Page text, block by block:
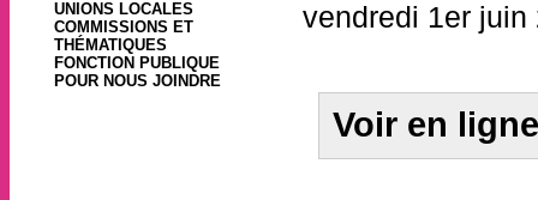
UNIONS LOCALES
COMMISSIONS ET
THÉMATIQUES
FONCTION PUBLIQUE
POUR NOUS JOINDRE
vendredi 1er
Voir en